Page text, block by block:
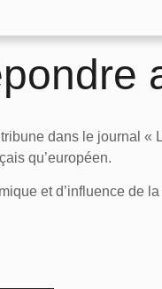
dans le journal «
qu’européen.
et d’influence de